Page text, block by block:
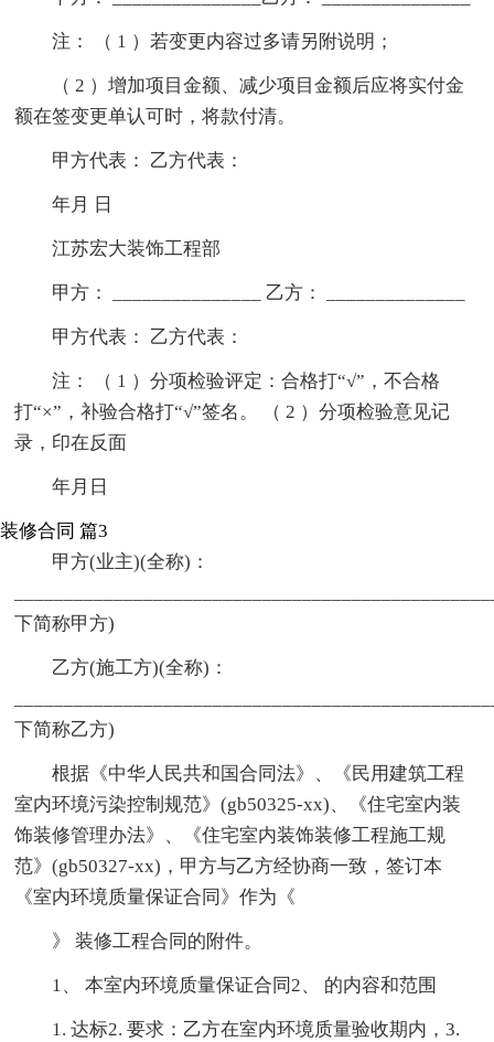
注： （ 1 ）若变更内容过多请另附说明；
（ 2 ）增加项目金额、减少项目金额后应将实付金
额在签变更单认可时，将款付清。
甲方代表： 乙方代表：
年月 日
江苏宏大装饰工程部
甲方： _______________ 乙方： ______________
甲方代表： 乙方代表：
注： （ 1 ）分项检验评定：合格打“√”，不合格
打“×”，补验合格打“√”签名。 （ 2 ）分项检验意见记
录，印在反面
年月日
装修合同 篇3
甲方(业主)(全称)：
下简称甲方)
乙方(施工方)(全称)：
下简称乙方)
根据《中华人民共和国合同法》、《民用建筑工程
室内环境污染控制规范》(gb50325-xx)、《住宅室内装
饰装修管理办法》、《住宅室内装饰装修工程施工规
范》(gb50327-xx)，甲方与乙方经协商一致，签订本
《室内环境质量保证合同》作为《
》 装修工程合同的附件。
1、 本室内环境质量保证合同2、 的内容和范围
1. 达标2. 要求：乙方在室内环境质量验收期内，3.